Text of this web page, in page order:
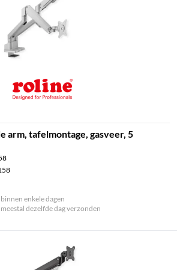
arm, tafelmontage, gasveer, 5
enkele dagen
dezelfde dag verzonden